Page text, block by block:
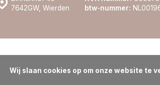
7642GW, Wierden
btw-nummer:
Wij slaan cookies op om onze website te